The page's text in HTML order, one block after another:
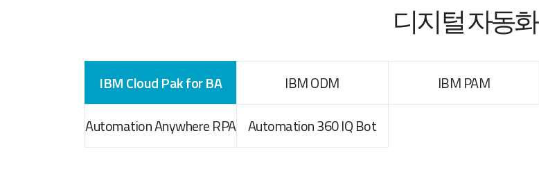
IBM PAM
Automation 360 IQ Bot
디지털 자동화
IBM Cloud Pak for BA IBM ODM IBM PAM
Automation Anywhere RPA Automation 360 IQ Bot